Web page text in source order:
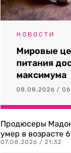
НОВОСТИ
Мировые
питания
максимума
08.08.2026 /
Продюсеры
умер в возрасте
07.08.2026 / 21:32